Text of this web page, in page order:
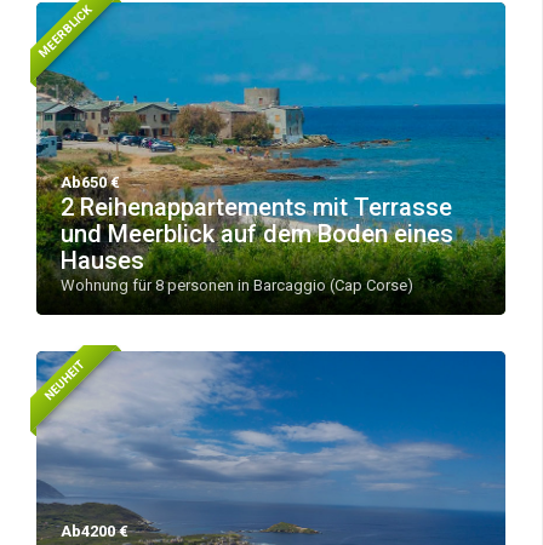
MEERBLICK
Ab650 €
2 Reihenappartements mit Terrasse
und Meerblick auf dem Boden eines
Hauses
Wohnung für 8 personen in Barcaggio (Cap Corse)
NEUHEIT
Ab4200 €